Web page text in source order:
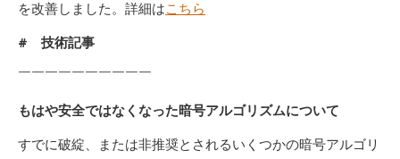
を改善しました。詳細はこちら
# 技術記事
￣￣￣￣￣￣￣￣￣￣
もはや安全ではなくなった暗号アルゴリズムについて
すでに破綻、または非推奨とされるいくつかの暗号アルゴリ